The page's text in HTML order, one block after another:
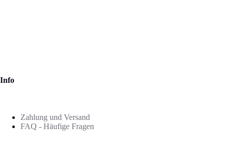
Info
Zahlung und Versand
FAQ - Häufige Fragen